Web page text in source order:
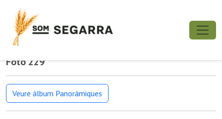
Foto 229
Veure àlbum Panoràmiques